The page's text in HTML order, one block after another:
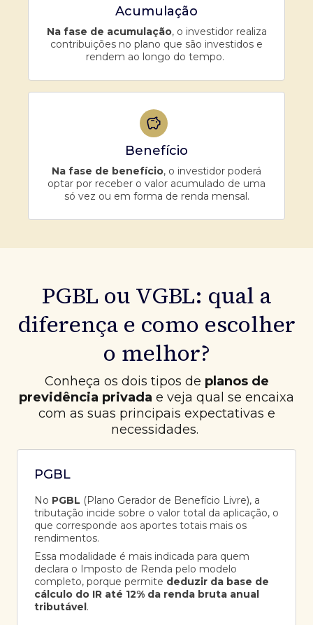
Acumulação
Na fase de acumulação, o investidor realiza
contribuições no plano que são investidos e
rendem ao longo do tempo.
Benefício
Na fase de benefício, o investidor poderá
optar por receber o valor acumulado de uma
só vez ou em forma de renda mensal.
PGBL ou VGBL: qual a
diferença e como escolher
o melhor?
Conheça os dois tipos de planos de
previdência privada e veja qual se encaixa
com as suas principais expectativas e
necessidades.
PGBL
No PGBL (Plano Gerador de Benefício Livre), a
tributação incide sobre o valor total da aplicação, o
que corresponde aos aportes totais mais os
rendimentos.
Essa modalidade é mais indicada para quem
declara o Imposto de Renda pelo modelo
completo, porque permite deduzir da base de
cálculo do IR até 12% da renda bruta anual
tributável.